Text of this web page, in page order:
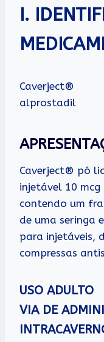
I.
Caverject®
alprostadil
Caverject® pó
injetável 10 mcg
contendo um
de uma seringa
para injetáveis,
compressas
USO ADULTO
VIA DE